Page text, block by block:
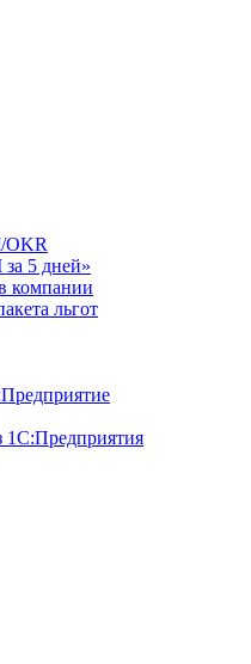
OKR
5 дней»
компании
льгот
1С:Предприятия